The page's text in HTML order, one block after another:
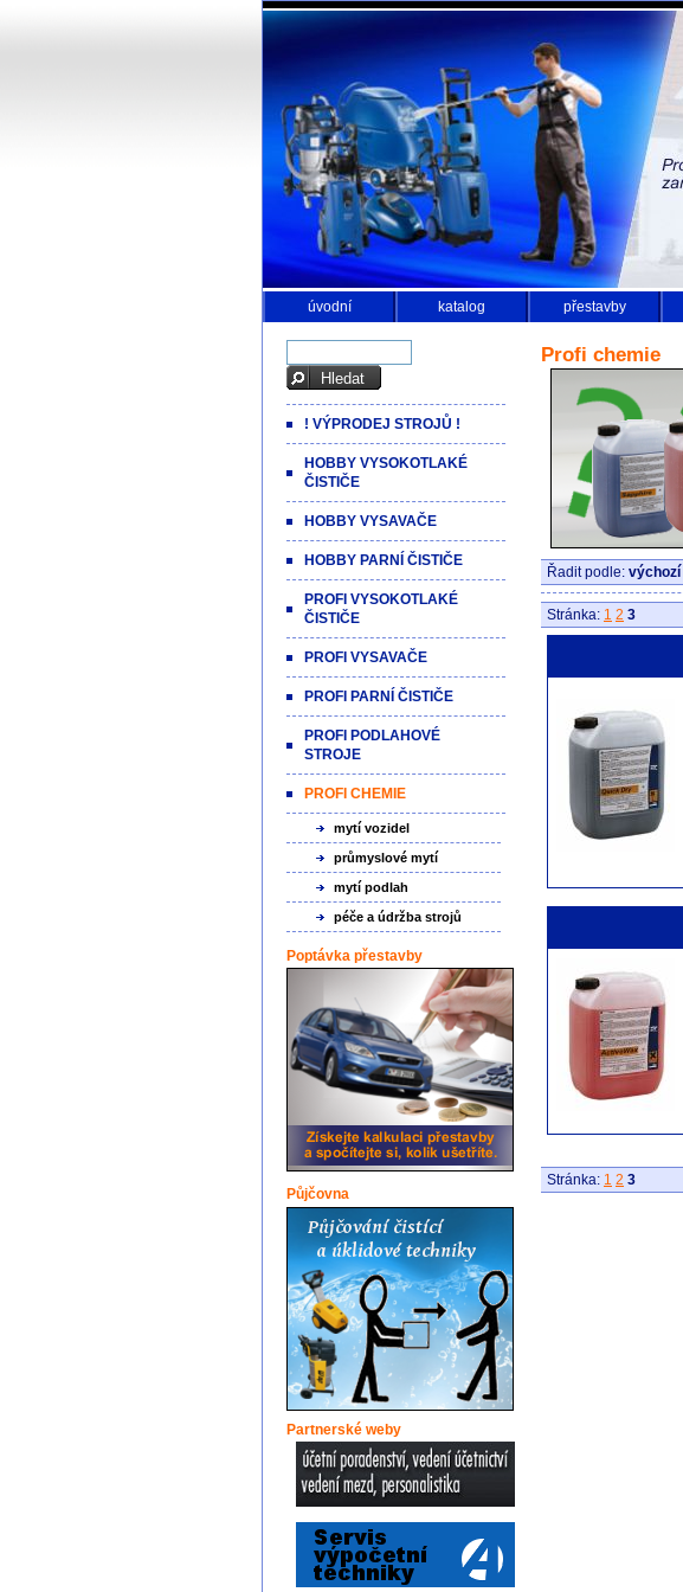
úvodní katalog přestavby
Profi chemie
Řadit podle: výchozí
Stránka: 1 2 3
Stránka: 1 2 3
! VÝPRODEJ STROJŮ !
HOBBY VYSOKOTLAKÉ
ČISTIČE
HOBBY VYSAVAČE
HOBBY PARNÍ ČISTIČE
PROFI VYSOKOTLAKÉ
ČISTIČE
PROFI VYSAVAČE
PROFI PARNÍ ČISTIČE
PROFI PODLAHOVÉ
STROJE
PROFI CHEMIE
mytí vozidel
průmyslové mytí
mytí podlah
péče a údržba strojů
Poptávka přestavby
Půjčovna
Partnerské weby